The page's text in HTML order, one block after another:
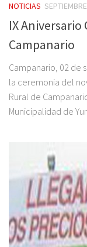
NOTICIAS
IX
Campanario
Campanario, 02 de
la ceremonia del
Rural de
Municipalidad de